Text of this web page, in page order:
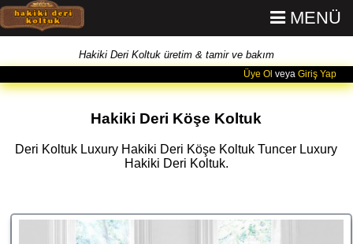
MENÜ
Hakiki Deri Koltuk üretim & tamir ve bakım
Üye Ol veya Giriş Yap
Hakiki Deri Köşe Koltuk
Deri Koltuk Luxury Hakiki Deri Köşe Koltuk Tuncer Luxury
Hakiki Deri Koltuk.